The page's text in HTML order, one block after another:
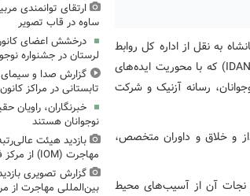
به نقل از اداره کل روابط
عمومی و امور بین‌الملل کانون، نخستین دوره مسابقه بزرگ ایده‌پردازی «ایدانو» (IDANO) که با محوریت ایده‌های
رسانه آزنیک و شرکت
و خلاق و داوران متخصص،
و نجات آن از آسیب‌های محیط
ارتقای توانمندی
ساوه در قاب تصویر
درخشش اعضای
لرستان در جشنواره
گزارش صدا و سیمای
تابستانی در مراکز کانون
خبرنگاران، راویان
نوجوانان هستند
بازدید هیئت
مهاجرت (IOM) از مرکز فرهنگی شماره ۳ مشهد
گزارش تصویری
بین‌المللی مهاجرت از